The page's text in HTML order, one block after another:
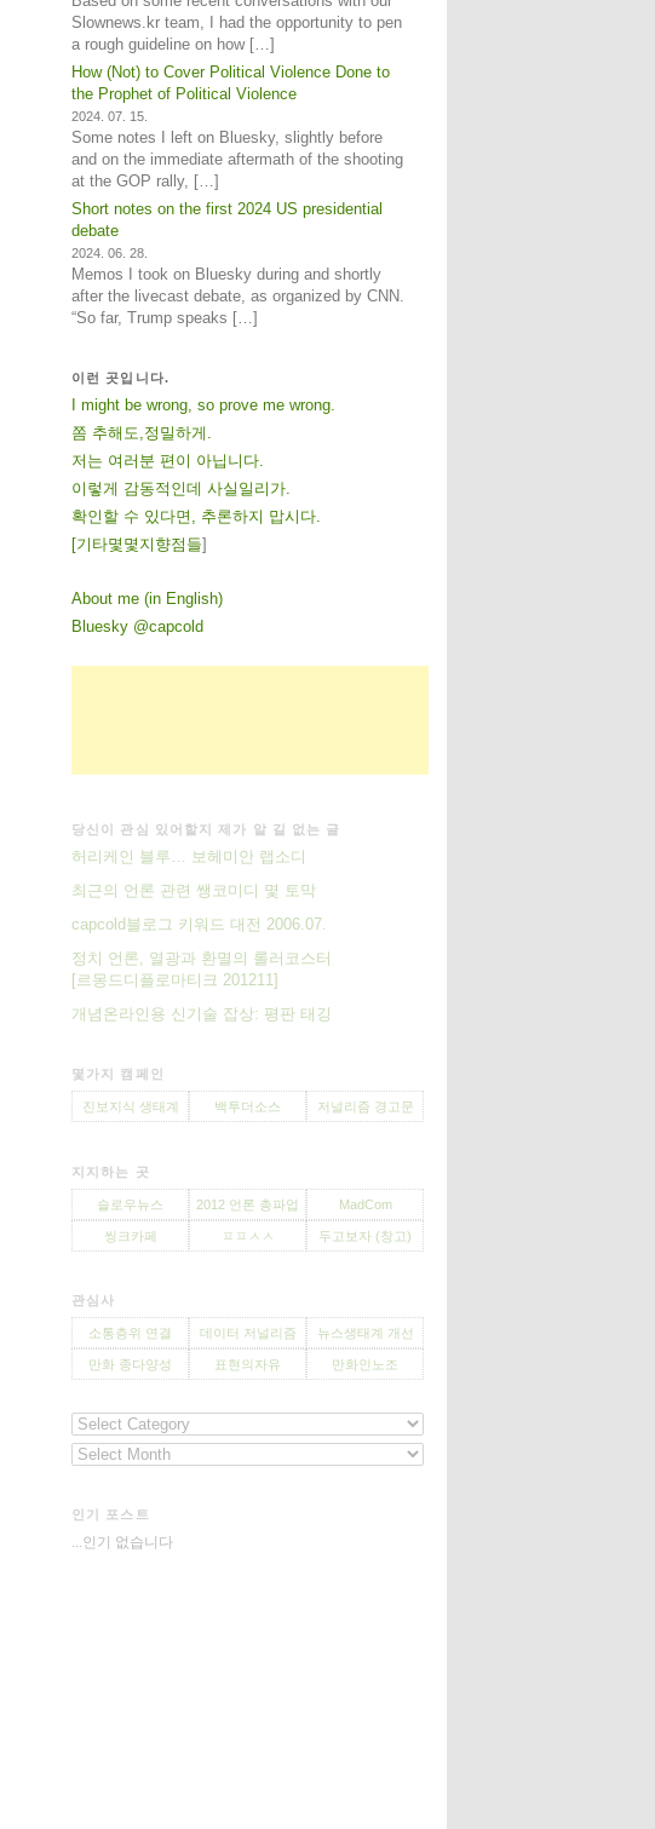
Slownews.kr team, I had the opportunity to pen
a rough guideline on how […]
How (Not) to Cover Political Violence Done to
the Prophet of Political Violence
2024. 07. 15.
Some notes I left on Bluesky, slightly before
and on the immediate aftermath of the shooting
at the GOP rally, […]
Short notes on the first 2024 US presidential
debate
2024. 06. 28.
Memos I took on Bluesky during and shortly
after the livecast debate, as organized by CNN.
“So far, Trump speaks […]
이런 곳입니다.
I might be wrong, so prove me wrong.
쫌 추해도,정밀하게.
저는 여러분 편이 아닙니다.
이렇게 감동적인데 사실일리가.
확인할 수 있다면, 추론하지 맙시다.
[기 타몇 몇 지 향점 들]
About me (in English)
Bluesky @capcold
당신이 관심 있어할지 제가 알 길 없는 글
허리케인 블루… 보헤미안 랩소디
최근의 언론 관련 쌩코미디 몇 토막
capcold블로그 키워드 대전 2006.07.
정치 언론, 열광과 환멸의 롤러코스터
[르몽드디플로마티크 201211]
개념온라인용 신기술 잡상: 평판 태깅
몇가지 캠페인
진보지식 생태계 백투더소스 저널리즘 경고문
지지하는 곳
슬로우뉴스 2012 언론 총파업 MadCom
씽크카페 ㅍㅍㅅㅅ 두고보자 (창고)
관심사
소통층위 연결 데이터 저널리즘 뉴스생태계 개선
만화 종다양성 표현의자유 만화인노조
인기 포스트
...인기 없습니다